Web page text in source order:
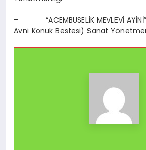
– “ACEMBUSELİK MEVLEVİ
Avni Konuk Bestesi) Sanat